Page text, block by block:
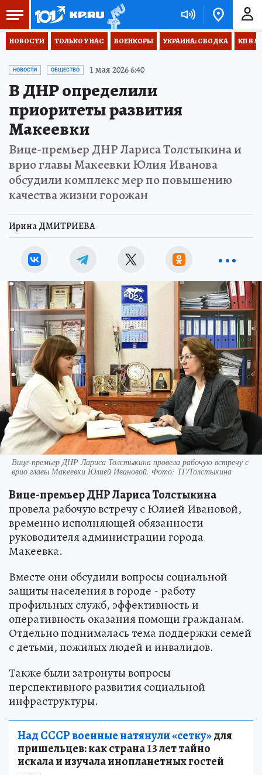
НОВОСТИ ТОЛЬКО У НАС ВОЕНКОРЫ УКРАИНА: СВОДКА КП В
НОВОСТИ ОБЩЕСТВО 1 мая 2026 6:40
В ДНР определили
приоритеты развития
Макеевки
Вице-премьер ДНР Лариса Толстыкина и
врио главы Макеевки Юлия Иванова
обсудили комплекс мер по повышению
качества жизни горожан
Ирина ДМИТРИЕВА
Вице-премьер ДНР Лариса Толстыкина провела рабочую встречу с
врио главы Макеевки Юлией Ивановой. Фото: ТГ/Толстыкина
Вице-премьер ДНР Лариса Толстыкина
провела рабочую встречу с Юлией Ивановой,
временно исполняющей обязанности
руководителя администрации города
Макеевка.
Вместе они обсудили вопросы социальной
защиты населения в городе - работу
профильных служб, эффективность и
оперативность оказания помощи гражданам.
Отдельно поднималась тема поддержки семей
с детьми, пожилых людей и инвалидов.
Также были затронуты вопросы
перспективного развития социальной
инфраструктуры.
Над СССР военные натянули «сетку»для
пришельцев: как страна 13 лет тайно
искала и изучала инопланетных гостей